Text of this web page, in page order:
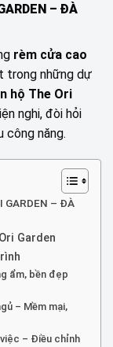
– ĐÀ
rèm cửa cao
trong những dự
hộ The Ori
nghi, đòi hỏi
công năng.
GARDEN – ĐÀ
Garden
ẩm, bền đẹp
– Mềm mại,
– Điều chỉnh